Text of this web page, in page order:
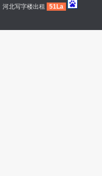
北写字楼出租
51La